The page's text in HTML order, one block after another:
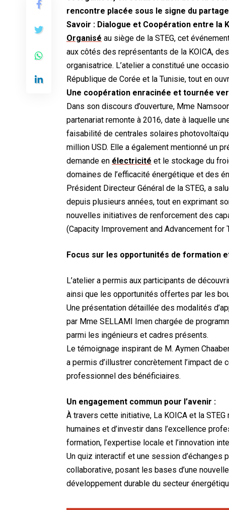
rencontre placée sous le signe du
Savoir : Dialogue et Coopération entre la
Organisé au siège de la STEG, cet
aux côtés des représentants de la KOICA,
organisatrice. L’atelier a constitué une
République de Corée et la Tunisie, tout en
Une coopération enracinée et tournée
Dans son discours d’ouverture, Mme
partenariat remonte à 2016, date à laquelle
faisabilité de centrales solaires
million USD. Elle a également mentionné un
demande en électricité et le stockage du
domaines de l’efficacité énergétique et des
Président Directeur Général de la STEG, a
depuis plusieurs années, tout en exprimant
nouvelles initiatives de renforcement des
(Capacity Improvement and Advancement for
Focus sur les opportunités de formation
L’atelier a permis aux participants de
ainsi que les opportunités offertes par les
Une présentation détaillée des modalités
par Mme SELLAMI Imen chargée de
parmi les ingénieurs et cadres présents.
Le témoignage inspirant de M. Aymen
a permis d’illustrer concrètement l’impact
professionnel des bénéficiaires.
Un engagement commun pour l’avenir :
À travers cette initiative, La KOICA et la
humaines et d’investir dans l’excellence
formation, l’expertise locale et l’innovation
Un quiz interactif et une session d’échanges
collaborative, posant les bases d’une
développement durable du secteur